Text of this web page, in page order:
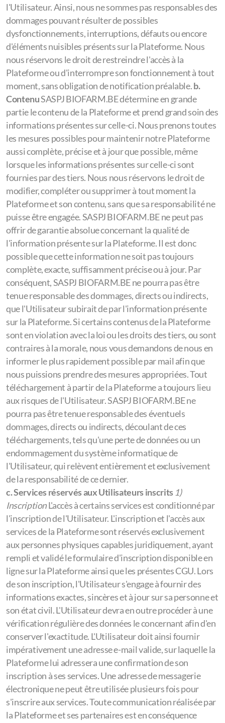
l'Utilisateur. Ainsi, nous ne sommes pas responsables des
dommages pouvant résulter de possibles
dysfonctionnements, interruptions, défauts ou encore
d'éléments nuisibles présents sur la Plateforme. Nous
nous réservons le droit de restreindre l'accès à la
Plateforme ou d'interrompre son fonctionnement à tout
moment, sans obligation de notification préalable.b.
ContenuSASPJ BIOFARM.BE détermine en grande
partie le contenu de la Plateforme et prend grand soin des
informations présentes sur celle-ci. Nous prenons toutes
les mesures possibles pour maintenir notre Plateforme
aussi complète, précise et à jour que possible, même
lorsque les informations présentes sur celle-ci sont
fournies par des tiers. Nous nous réservons le droit de
modifier, compléter ou supprimer à tout moment la
Plateforme et son contenu, sans que sa responsabilité ne
puisse être engagée. SASPJ BIOFARM.BE ne peut pas
offrir de garantie absolue concernant la qualité de
l'information présente sur la Plateforme. Il est donc
possible que cette information ne soit pas toujours
complète, exacte, suffisamment précise ou à jour. Par
conséquent, SASPJ BIOFARM.BE ne pourra pas être
tenue responsable des dommages, directs ou indirects,
que l'Utilisateur subirait de par l'information présente
sur la Plateforme. Si certains contenus de la Plateforme
sont en violation avec la loi ou les droits des tiers, ou sont
contraires à la morale, nous vous demandons de nous en
informer le plus rapidement possible par mail afin que
nous puissions prendre des mesures appropriées. Tout
téléchargement à partir de la Plateforme a toujours lieu
aux risques de l'Utilisateur. SASPJ BIOFARM.BE ne
pourra pas être tenue responsable des éventuels
dommages, directs ou indirects, découlant de ces
téléchargements, tels qu'une perte de données ou un
endommagement du système informatique de
l'Utilisateur, qui relèvent entièrement et exclusivement
de la responsabilité de ce dernier.
c. Services réservés aux Utilisateurs inscrits 1)
InscriptionL'accès à certains services est conditionné par
l'inscription de l'Utilisateur. L'inscription et l'accès aux
services de la Plateforme sont réservés exclusivement
aux personnes physiques capables juridiquement, ayant
rempli et validé le formulaire d'inscription disponible en
ligne sur la Plateforme ainsi que les présentes CGU. Lors
de son inscription, l'Utilisateur s'engage à fournir des
informations exactes, sincères et à jour sur sa personne et
son état civil. L'Utilisateur devra en outre procéder à une
vérification régulière des données le concernant afin d'en
conserver l'exactitude. L'Utilisateur doit ainsi fournir
impérativement une adresse e-mail valide, sur laquelle la
Plateforme lui adressera une confirmation de son
inscription à ses services. Une adresse de messagerie
électronique ne peut être utilisée plusieurs fois pour
s'inscrire aux services. Toute communication réalisée par
la Plateforme et ses partenaires est en conséquence